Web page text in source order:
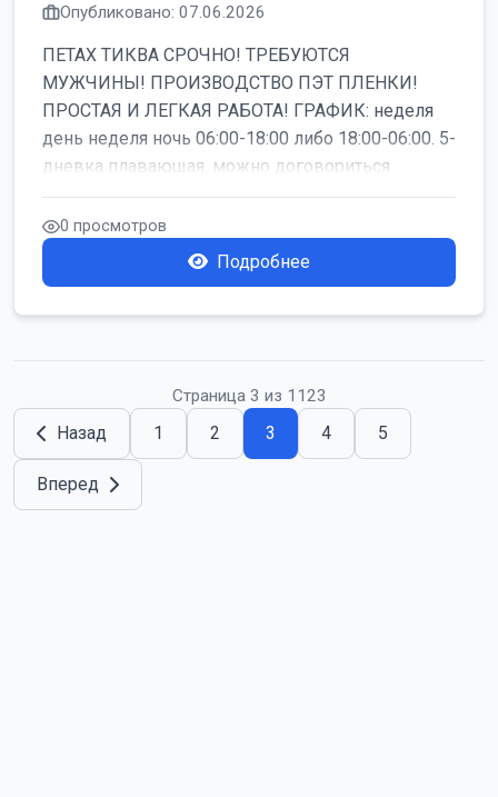
Опубликовано: 07.06.2026
ПЕТАХ ТИКВА СРОЧНО! ТРЕБУЮТСЯ
МУЖЧИНЫ! ПРОИЗВОДСТВО ПЭТ ПЛЕНКИ!
ПРОСТАЯ И ЛЕГКАЯ РАБОТА! ГРАФИК: неделя
день неделя ночь 06:00-18:00 либо 18:00-06:00. 5-
дневка плавающая, можно договориться
работать б...
0 просмотров
Подробнее
Страница 3 из 1123
Назад 1 2 3 4 5
Вперед